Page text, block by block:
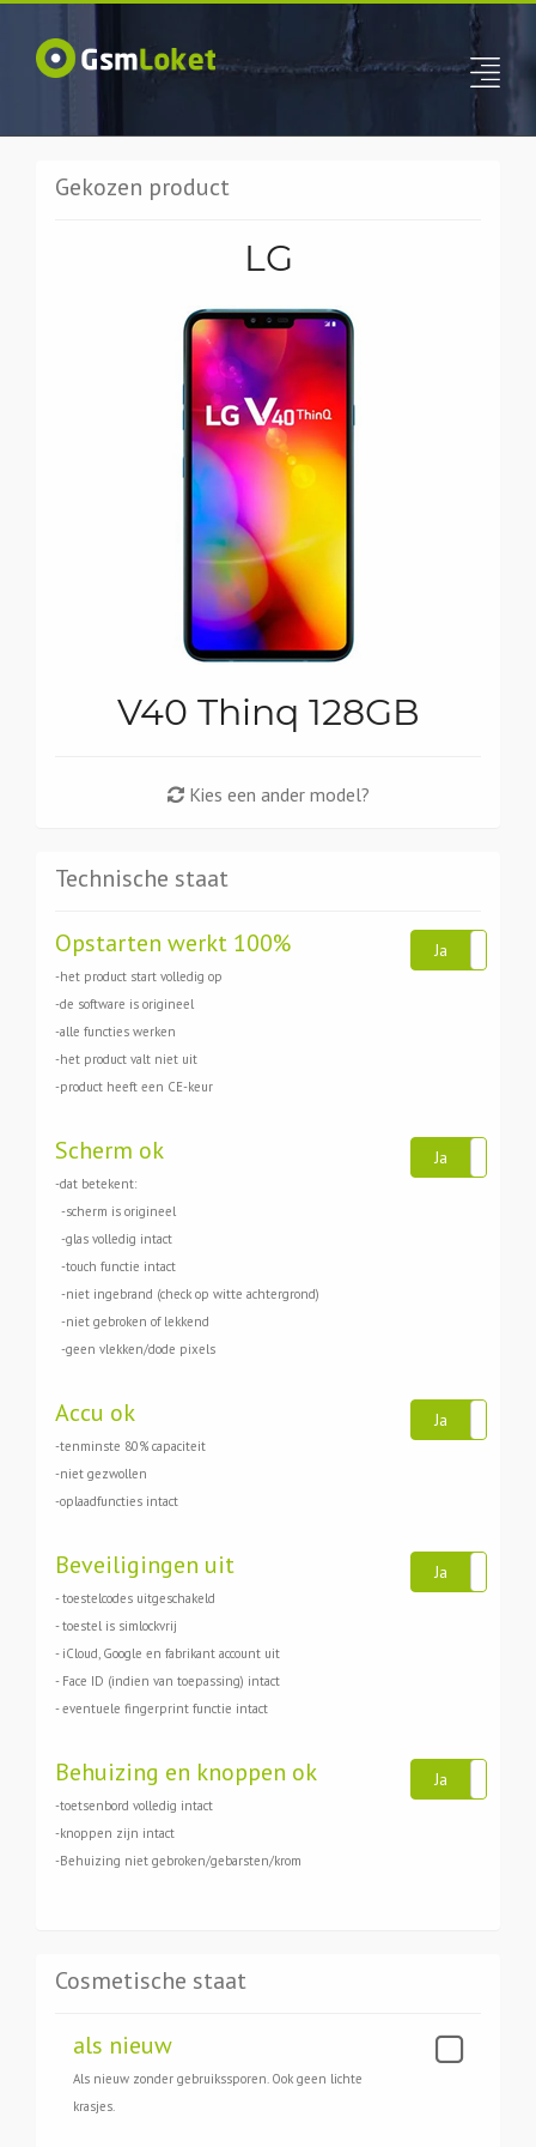
Gekozen product
LG
V40 Thinq 128GB
Kies een ander model?
Technische staat
Opstarten werkt 100%
-het product start volledig op
-de software is origineel
-alle functies werken
-het product valt niet uit
-product heeft een CE-keur
Ja
Scherm ok
-dat betekent:
-scherm is origineel
-glas volledig intact
-touch functie intact
-niet ingebrand (check op witte achtergrond)
-niet gebroken of lekkend
-geen vlekken/dode pixels
Ja
Accu ok
-tenminste 80% capaciteit
-niet gezwollen
-oplaadfuncties intact
Ja
Beveiligingen uit
- toestelcodes uitgeschakeld
- toestel is simlockvrij
- iCloud, Google en fabrikant account uit
- Face ID (indien van toepassing) intact
- eventuele fingerprint functie intact
Ja
Behuizing en knoppen ok
-toetsenbord volledig intact
-knoppen zijn intact
-Behuizing niet gebroken/gebarsten/krom
Ja
Cosmetische staat
als nieuw
Als nieuw zonder gebruikssporen. Ook geen lichte
krasjes.